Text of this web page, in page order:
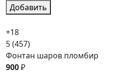
Добавить
+18
5(457)
Фонтан шаров пломбир
900₽